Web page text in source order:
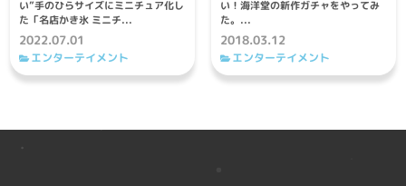
い”手のひらサイズにミニチュア化し
た「名店かき氷 ミニチ...
2022.07.01
エンターテイメント
い！海洋堂の新作ガチャをやってみ
た。...
2018.03.12
エンターテイメント